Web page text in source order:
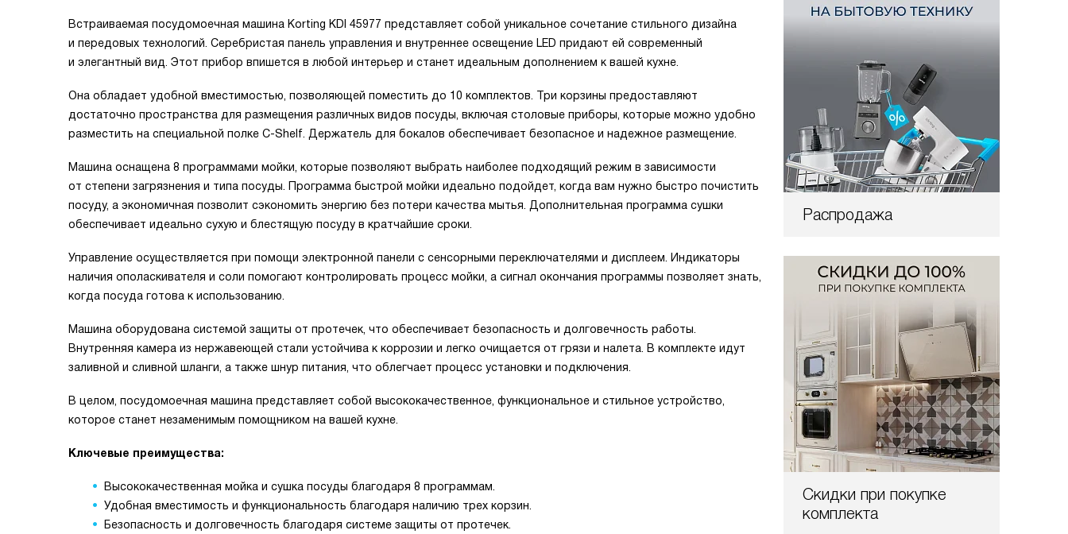
Распродажа
Скидки при покупке
комплекта
Встраиваемая посудомоечная машина Korting KDI 45977 представляет собой уникальное сочетание стильного дизайна
и передовых технологий. Серебристая панель управления и внутреннее освещение LED придают ей современный
и элегантный вид. Этот прибор впишется в любой интерьер и станет идеальным дополнением к вашей кухне.
Она обладает удобной вместимостью, позволяющей поместить до 10 комплектов. Три корзины предоставляют
достаточно пространства для размещения различных видов посуды, включая столовые приборы, которые можно удобно
разместить на специальной полке C-Shelf. Держатель для бокалов обеспечивает безопасное и надежное размещение.
Машина оснащена 8 программами мойки, которые позволяют выбрать наиболее подходящий режим в зависимости
от степени загрязнения и типа посуды. Программа быстрой мойки идеально подойдет, когда вам нужно быстро почистить
посуду, а экономичная позволит сэкономить энергию без потери качества мытья. Дополнительная программа сушки
обеспечивает идеально сухую и блестящую посуду в кратчайшие сроки.
Управление осуществляется при помощи электронной панели с сенсорными переключателями и дисплеем. Индикаторы
наличия ополаскивателя и соли помогают контролировать процесс мойки, а сигнал окончания программы позволяет знать,
когда посуда готова к использованию.
Машина оборудована системой защиты от протечек, что обеспечивает безопасность и долговечность работы.
Внутренняя камера из нержавеющей стали устойчива к коррозии и легко очищается от грязи и налета. В комплекте идут
заливной и сливной шланги, а также шнур питания, что облегчает процесс установки и подключения.
В целом, посудомоечная машина представляет собой высококачественное, функциональное и стильное устройство,
которое станет незаменимым помощником на вашей кухне.
Ключевые преимущества:
Высококачественная мойка и сушка посуды благодаря 8 программам.
Удобная вместимость и функциональность благодаря наличию трех корзин.
Безопасность и долговечность благодаря системе защиты от протечек.